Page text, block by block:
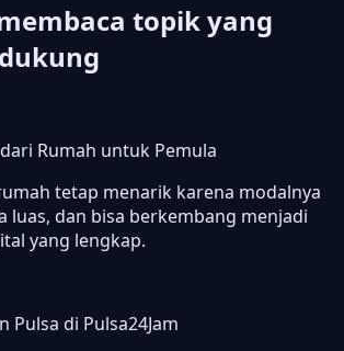
topik yang
Rumah untuk Pemula
tetap menarik karena modalnya
luas, dan bisa berkembang menjadi
yang lengkap.
Pulsa di Pulsa24Jam